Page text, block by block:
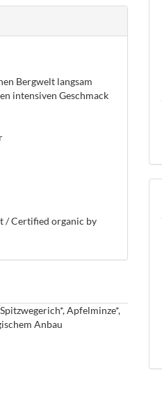
Bergwelt langsam
intensiven Geschmack
/ Certified organic by
Apfelminze*,
Anbau